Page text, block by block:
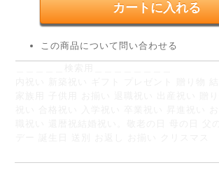
この商品について問い合わせる